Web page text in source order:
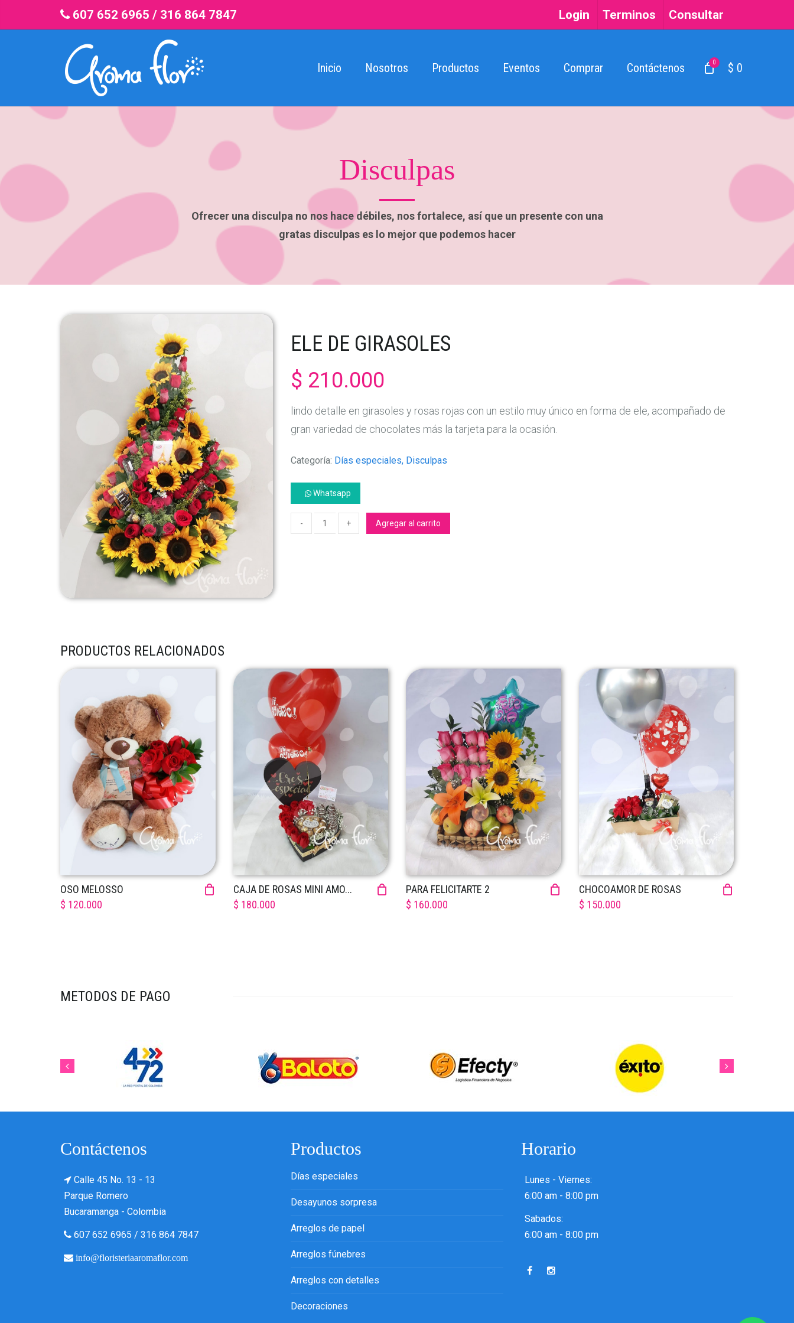
607 652 6965 / 316 864 7847 Login Terminos Consultar
Inicio Nosotros Productos Eventos Comprar Contáctenos 0 $ 0
Disculpas
Ofrecer una disculpa no nos hace débiles, nos fortalece, así que un presente con una
gratas disculpas es lo mejor que podemos hacer
ELE DE GIRASOLES
$ 210.000
lindo detalle en girasoles y rosas rojas con un estilo muy único en forma de ele, acompañado de
gran variedad de chocolates más la tarjeta para la ocasión.
Categoría: Días especiales, Disculpas
Whatsapp
Agregar al carrito
PRODUCTOS RELACIONADOS
OSO MELOSSO
$ 120.000
CAJA DE ROSAS MINI AMO...
$ 180.000
PARA FELICITARTE 2
$ 160.000
CHOCOAMOR DE ROSAS
$ 150.000
METODOS DE PAGO
Contáctenos
Calle 45 No. 13 - 13
Parque Romero
Bucaramanga - Colombia
607 652 6965 / 316 864 7847
info@floristeriaaromaflor.com
Productos
Días especiales
Desayunos sorpresa
Arreglos de papel
Arreglos fúnebres
Arreglos con detalles
Decoraciones
Horario
Lunes - Viernes:
6:00 am - 8:00 pm
Sabados:
6:00 am - 8:00 pm